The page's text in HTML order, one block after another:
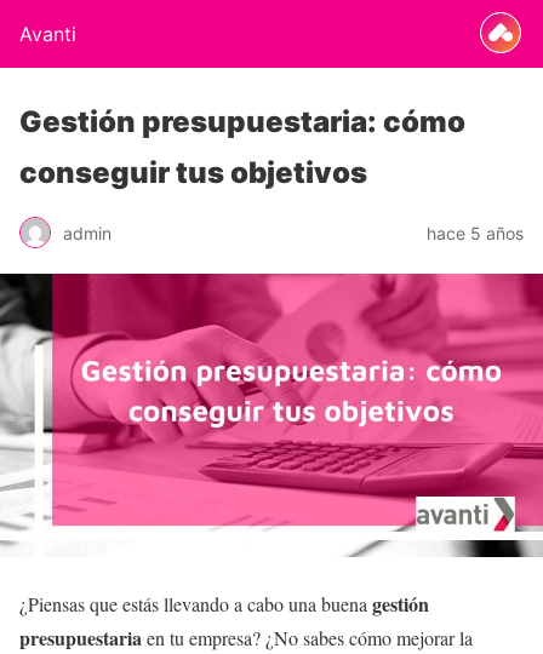
Avanti
Gestión presupuestaria: cómo
conseguir tus objetivos
admin hace 5 años
¿Piensas que estás llevando a cabo una buena gestión
presupuestaria en tu empresa? ¿No sabes cómo mejorar la